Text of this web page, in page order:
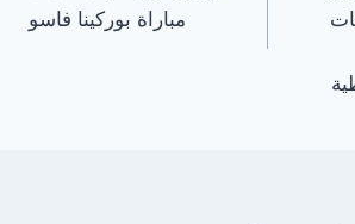
مباراة بوركينا فاسو